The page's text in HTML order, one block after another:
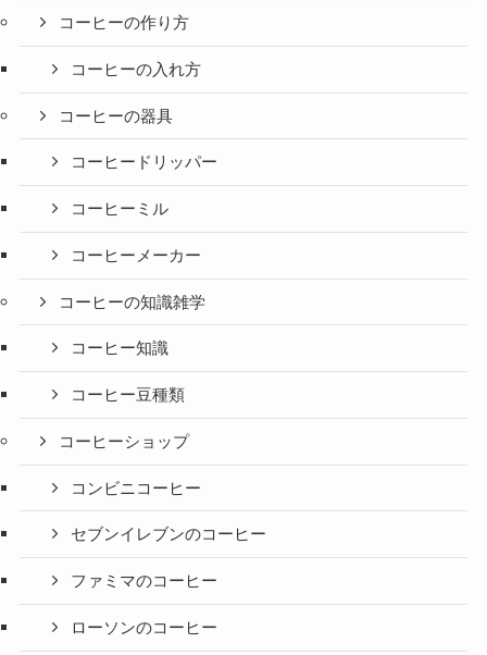
コーヒーの作り方
コーヒーの入れ方
コーヒーの器具
コーヒードリッパー
コーヒーミル
コーヒーメーカー
コーヒーの知識雑学
コーヒー知識
コーヒー豆種類
コーヒーショップ
コンビニコーヒー
セブンイレブンのコーヒー
ファミマのコーヒー
ローソンのコーヒー